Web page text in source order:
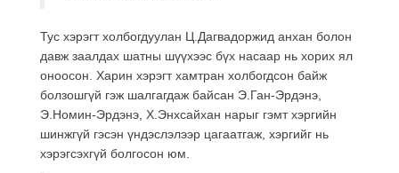
Тус хэрэгт холбогдуулан Ц.Дагвадоржид анхан болон
давж заалдах шатны шүүхээс бүх насаар нь хорих ял
оноосон. Харин хэрэгт хамтран холбогдсон байж
болзошгүй гэж шалгагдаж байсан Э.Ган-Эрдэнэ,
Э.Номин-Эрдэнэ, Х.Энхсайхан нарыг гэмт хэргийн
шинжгүй гэсэн үндэслэлээр цагаатгаж, хэргийг нь
хэрэгсэхгүй болгосон юм.